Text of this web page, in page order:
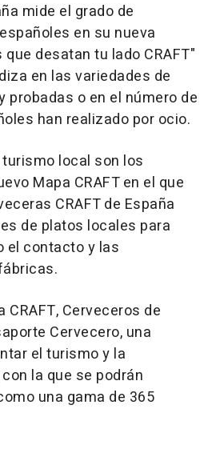
mide el grado de
en su nueva
desatan tu lado CRAFT"
en las variedades de
probadas o en el número de
han realizado por ocio.
local son los
Mapa CRAFT en el que
CRAFT de España
de platos locales para
el contacto y las
CRAFT, Cerveceros de
Cervecero, una
el turismo y la
la que se podrán
una gama de 365